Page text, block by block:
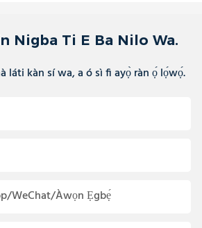
Nigba Ti E Ba Nilo Wa.
láti kàn sí wa, a ó sì fi ayọ̀ ràn ọ́ lọ́wọ́.
WeChat/Àwọn Ẹgbẹ́